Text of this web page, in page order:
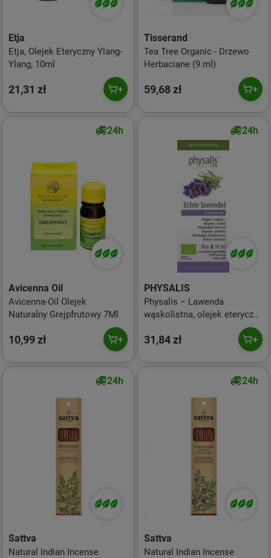
Etja
Etja, Olejek Eteryczny Ylang-
Ylang, 10ml
21,31 zł
Tisserand
Tea Tree Organic - Drzewo
Herbaciane (9 ml)
59,68 zł
24h
Avicenna Oil
Avicenna-Oil Olejek
Naturalny Grejpfrutowy 7Ml
10,99 zł
24h
PHYSALIS
Physalis − Lawenda
wąskolistna, olejek eteryczny
31,84 zł
24h
Sattva
Natural Indian Incense
24h
Sattva
Natural Indian Incense